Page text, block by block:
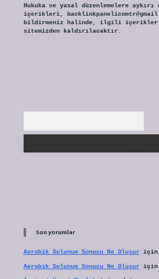
Hukuka ve yasal düzenlemelere aykırı
içerikleri,
bildirmeniz halinde, ilgili içerikler
sitemizden kaldırılacaktır.
Son yorumlar
Aerobik Solunum Sonucu Ne Oluşuriçin
Aerobik Solunum Sonucu Ne Oluşuriçin